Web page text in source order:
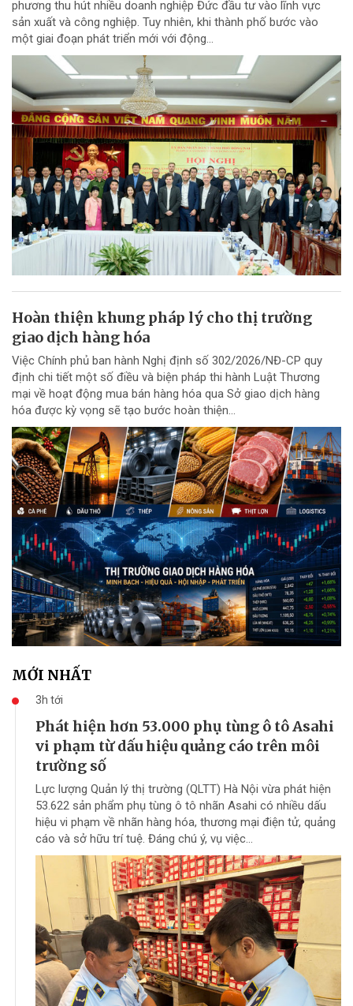
phương thu hút nhiều doanh nghiệp Đức đầu tư vào lĩnh vực
sản xuất và công nghiệp. Tuy nhiên, khi thành phố bước vào
một giai đoạn phát triển mới với động...
Hoàn thiện khung pháp lý cho thị trường
giao dịch hàng hóa
Việc Chính phủ ban hành Nghị định số 302/2026/NĐ-CP quy
định chi tiết một số điều và biện pháp thi hành Luật Thương
mại về hoạt động mua bán hàng hóa qua Sở giao dịch hàng
hóa được kỳ vọng sẽ tạo bước hoàn thiện...
MỚI NHẤT
3h tới
Phát hiện hơn 53.000 phụ tùng ô tô Asahi
vi phạm từ dấu hiệu quảng cáo trên môi
trường số
Lực lượng Quản lý thị trường (QLTT) Hà Nội vừa phát hiện
53.622 sản phẩm phụ tùng ô tô nhãn Asahi có nhiều dấu
hiệu vi phạm về nhãn hàng hóa, thương mại điện tử, quảng
cáo và sở hữu trí tuệ. Đáng chú ý, vụ việc...